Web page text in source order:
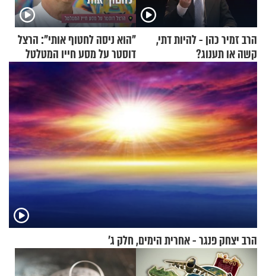
הרב זמיר כהן - להיות דתי,
קשה או תענוג?
"הוא ניסה לחטוף אותי": הרצל
דוסטר על מסע חייו המטלטל
הרב יצחק פנגר - אחרית הימים, חלק ג’